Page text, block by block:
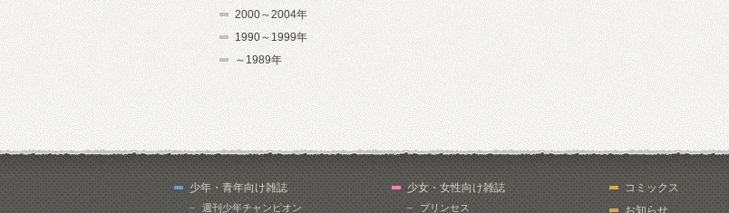
2000～2004年
1990～1999年
～1989年
少年・青年向け雑誌
週刊少年チャンピオン
少女・女性向け雑誌
プリンセス
コミックス
お知らせ